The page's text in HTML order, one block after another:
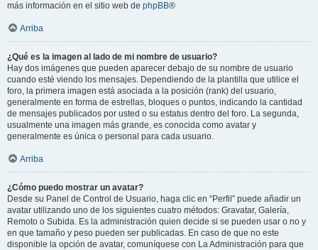
más información en el sitio web de phpBB®
Arriba
¿Qué es la imagen al lado de mi nombre de usuario?
Hay dos imágenes que pueden aparecer debajo de su nombre de usuario
cuando esté viendo los mensajes. Dependiendo de la plantilla que utilice el
foro, la primera imagen está asociada a la posición (rank) del usuario,
generalmente en forma de estrellas, bloques o puntos, indicando la cantidad
de mensajes publicados por usted o su estatus dentro del foro. La segunda,
usualmente una imagen más grande, es conocida como avatar y
generalmente es única o personal para cada usuario.
Arriba
¿Cómo puedo mostrar un avatar?
Desde su Panel de Control de Usuario, haga clic en “Perfil” puede añadir un
avatar utilizando uno de los siguientes cuatro métodos: Gravatar, Galería,
Remoto o Subida. Es la administración quien decide si se pueden usar o no y
en que tamaño y peso pueden ser publicadas. En caso de que no este
disponible la opción de avatar, comuníquese con La Administración para que